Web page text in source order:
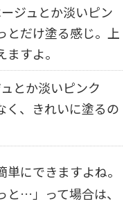
ジュとか淡いピン
とだけ塗る感じ。上
すよ。
とか淡いピンク
く、きれいに塗るの
にできますよね。
…」って場合は、